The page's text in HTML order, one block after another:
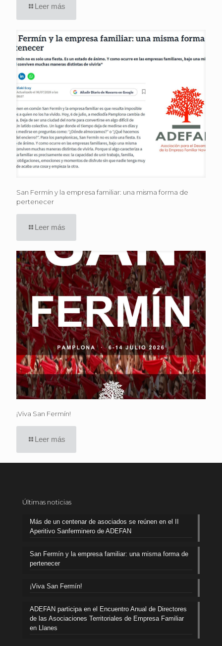
Leer más
San Fermín y la empresa familiar: una misma forma de
pertenecer
Leer más
¡Viva San Fermín!
Leer más
Últimas noticias
Más de un centenar de asociados se reúnen en el II
Aperitivo Sanferminero de ADEFAN
San Fermín y la empresa familiar: una misma forma de
pertenecer
¡Viva San Fermín!
ADEFAN participa en el Encuentro Anual de Directores
de las Asociaciones Territoriales de Empresa Familiar
en Llanes